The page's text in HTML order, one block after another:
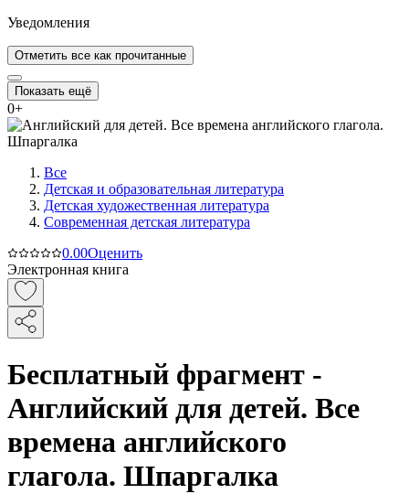
Уведомления
Отметить все как прочитанные
Показать ещё
0+
Все
Детская и образовательная литература
Детская художественная литература
Современная детская литература
0.00Оценить
Электронная книга
Бесплатный фрагмент -
Английский для детей. Все
времена английского
глагола. Шпаргалка